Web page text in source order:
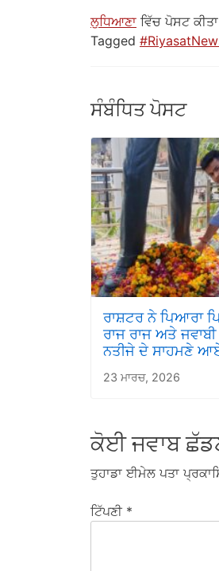
ਲੁਧਿਆਣਾ ਵਿੱਚ ਪੋਸਟ
Tagged
ਸੰਬੰਧਿਤ ਪੋਸਟ
ਰਾਸ਼ਟਰ ਨੇ ਪਿਆਰਾ
ਰਾਜ ਰਾਜ ਅਤੇ
ਨਤੀਜੇ ਦੇ ਸਾਹਮਣੇ
23 ਮਾਰਚ, 2026
ਕੋਈ ਜਵਾਬ
ਤੁਹਾਡਾ ਈਮੇਲ ਪਤਾ
ਟਿੱਪਣੀ *